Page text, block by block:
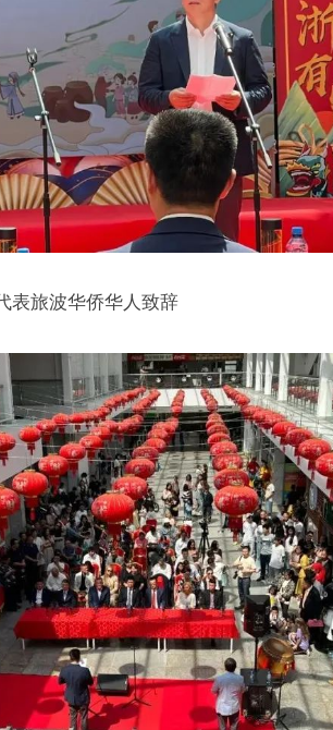
表旅波华侨华人致辞